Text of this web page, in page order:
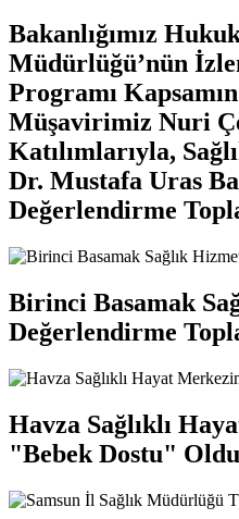
Bakanlığımız
Müdürlüğü’nün
Programı
Müşavirimiz Nuri
Katılımlarıyla,
Dr. Mustafa Uras
Değerlendirme
Birinci Basamak
Değerlendirme
Havza Sağlıklı
"Bebek Dostu" Oldu